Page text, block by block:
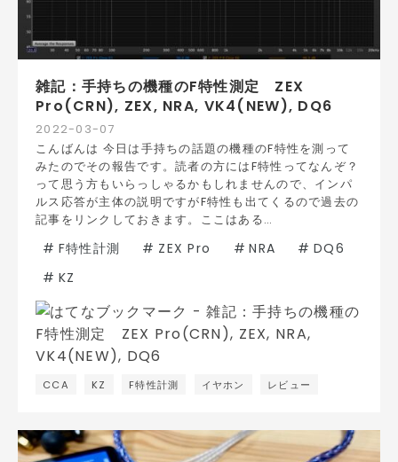
2022-03-07
雑記：手持ちの機種のF特性測定 ZEX
Pro(CRN), ZEX, NRA, VK4(NEW), DQ6
CCA KZ F特性計測 イヤホン レビュー
こんばんは 今日は手持ちの話題の機種のF特性を測って
みたのでその報告です。読者の方にはF特性ってなんぞ？
って思う方もいらっしゃるかもしれませんので、インパ
ルス応答が主体の説明ですがF特性も出てくるので過去の
記事をリンクしておきます。ここはある…
# F特性計測 # ZEX Pro # NRA # DQ6
# KZ